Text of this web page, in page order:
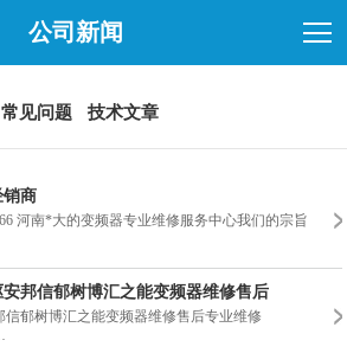
公司新闻
常见问题 技术文章
销商
河南*大的变频器专业维修服务中心我们的宗旨
邦信郁树博汇之能变频器维修售后
郁树博汇之能变频器维修售后专业维修